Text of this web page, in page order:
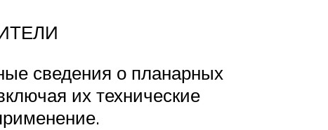
сведения о планарных
их технические